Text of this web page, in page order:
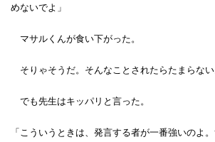
めないでよ」
マサルくんが食い下がった。
そりゃそうだ。そんなことされたらたまらない
でも先生はキッパリと言った。
「こういうときは、発言する者が一番強いのよ